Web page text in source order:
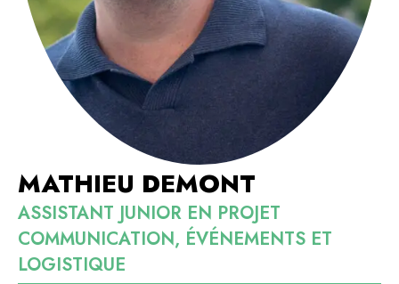
MATHIEU DEMONT
ASSISTANT JUNIOR EN PROJET
COMMUNICATION, ÉVÉNEMENTS ET
LOGISTIQUE